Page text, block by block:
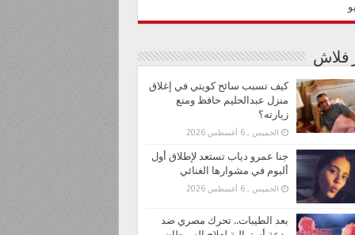
فلاش
كيف تسبب سائح كويتي في إغلاق
منزل عبدالحليم حافظ ومنع
زيارته؟
الخميس , 6 أغسطس 2026
جنا عمرو دياب تستعد لإطلاق أول
ألبوم في مشوارها الغنائي
الخميس , 6 أغسطس 2026
بعد الطيبات.. تحرك مصري ضد